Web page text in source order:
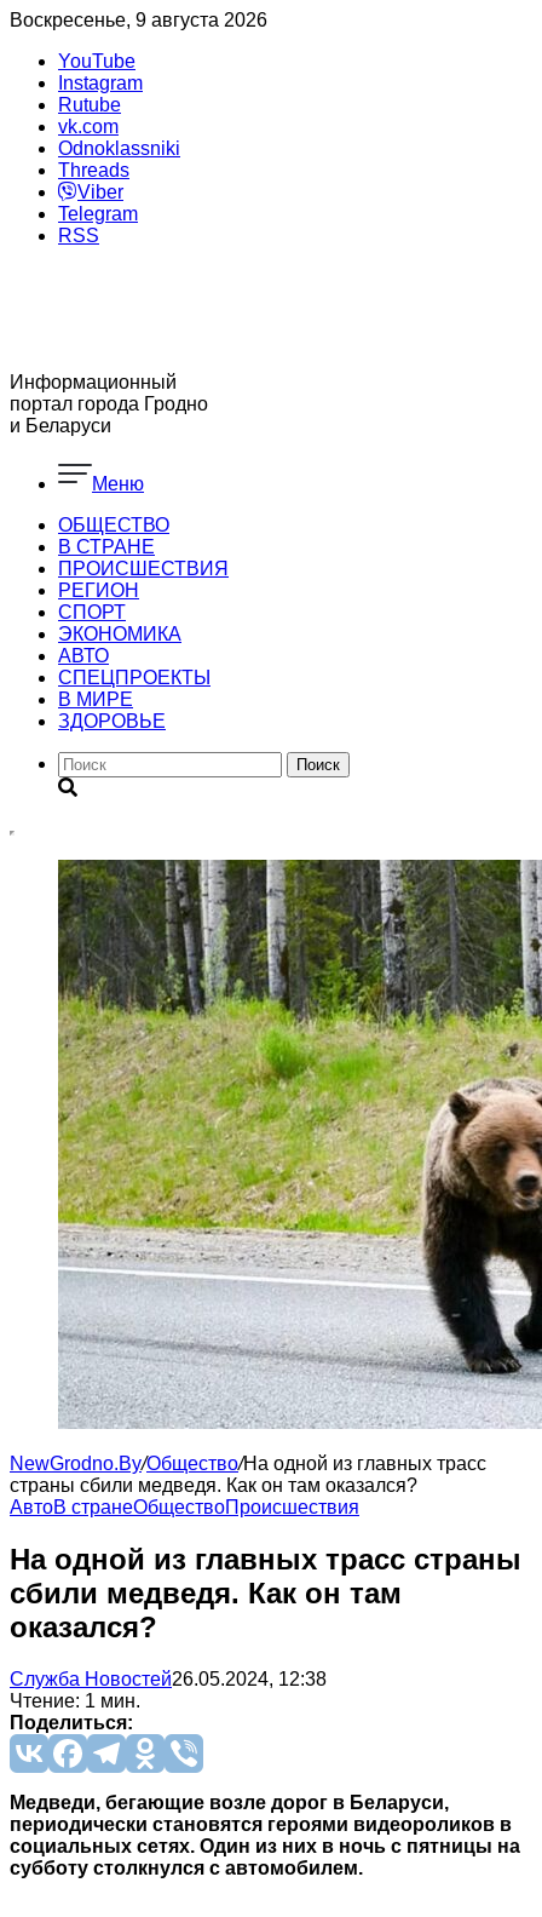
Воскресенье, 9 августа 2026
YouTube
Instagram
Rutube
vk.com
Odnoklassniki
Threads
Viber
Telegram
RSS
Информационный
портал города Гродно
и Беларуси
Меню
ОБЩЕСТВО
В СТРАНЕ
ПРОИСШЕСТВИЯ
РЕГИОН
CПОРТ
ЭКОНОМИКА
АВТО
СПЕЦПРОЕКТЫ
В МИРЕ
ЗДОРОВЬЕ
Поиск
NewGrodno.By/Общество/На одной из главных трасс
страны сбили медведя. Как он там оказался?
АвтоВ странеОбществоПроисшествия
На одной из главных трасс страны
сбили медведя. Как он там
оказался?
Служба Новостей26.05.2024, 12:38
Чтение: 1 мин.
Поделиться:
Медведи, бегающие возле дорог в Беларуси,
периодически становятся героями видеороликов в
социальных сетях. Один из них в ночь с пятницы на
субботу столкнулся с автомобилем.